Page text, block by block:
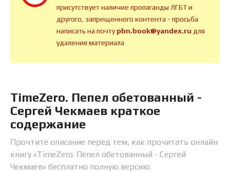
присутствует наличие пропаганды ЛГБТ и
другого, запрещенного контента - просьба
написать на почтуpbn.book@yandex.ru для
удаления материала
TimeZero. Пепел обетованный -
Сергей Чекмаев краткое
содержание
Прочтите описание перед тем, как прочитать онлайн
книгу «TimeZero. Пепел обетованный - Сергей
Чекмаев» бесплатно полную версию: